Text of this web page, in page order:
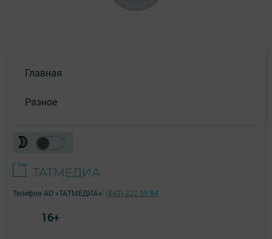
Главная
Разное
Телефон АО «ТАТМЕДИА»: (843) 222 09 84
16+